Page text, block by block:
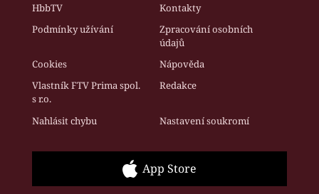
HbbTV
Kontakty
Podmínky užívání
Zpracování osobních
údajů
Cookies
Nápověda
Vlastník FTV Prima spol.
s r.o.
Redakce
Nahlásit chybu Nastavení soukromí
App Store